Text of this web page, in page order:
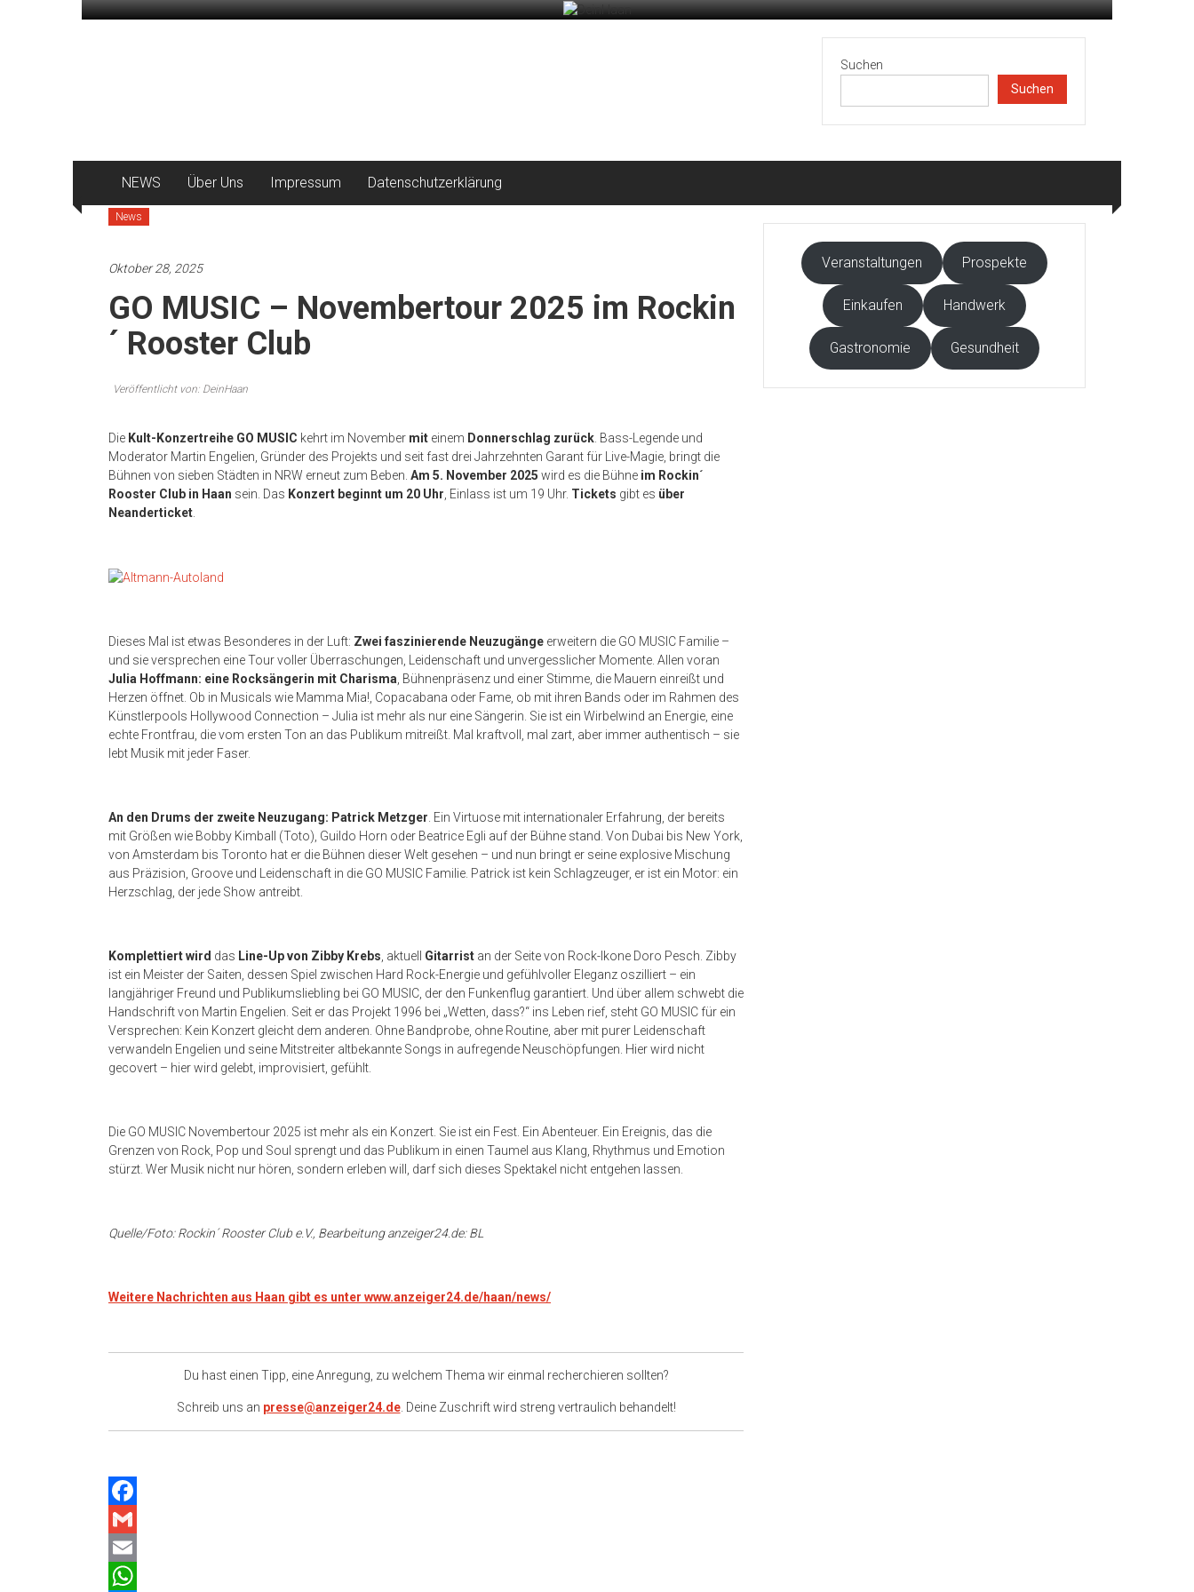
Zum
Suchen
Suchen
NEWS Über Uns Impressum Datenschutzerklärung
News
Oktober 28, 2025
GO MUSIC – Novembertour 2025 im Rockin
´ Rooster Club
Veröffentlicht von: DeinHaan
Die Kult-Konzertreihe GO MUSIC kehrt im November mit einem Donnerschlag zurück . Bass-Legende und
Moderator Martin Engelien, Gründer des Projekts und seit fast drei Jahrzehnten Garant für Live-Magie, bringt die
Bühnen von sieben Städten in NRW erneut zum Beben. Am 5. November 2025 wird es die Bühne im Rockin´
Rooster Club in Haan sein. Das Konzert beginnt um 20 Uhr , Einlass ist um 19 Uhr. Tickets gibt es über
Neanderticket
Dieses Mal ist etwas Besonderes in der Luft: Zwei faszinierende Neuzugänge erweitern die GO MUSIC Familie –
und sie versprechen eine Tour voller Überraschungen, Leidenschaft und unvergesslicher Momente. Allen voran
Julia Hoffmann: eine Rocksängerin mit Charisma , Bühnenpräsenz und einer Stimme, die Mauern einreißt und
Herzen öffnet. Ob in Musicals wie Mamma Mia!, Copacabana oder Fame, ob mit ihren Bands oder im Rahmen des
Künstlerpools Hollywood Connection – Julia ist mehr als nur eine Sängerin. Sie ist ein Wirbelwind an Energie, eine
echte Frontfrau, die vom ersten Ton an das Publikum mitreißt. Mal kraftvoll, mal zart, aber immer authentisch – sie
lebt Musik mit jeder Faser.
An den Drums der zweite Neuzugang: Patrick Metzger . Ein Virtuose mit internationaler Erfahrung, der bereits
mit Größen wie Bobby Kimball (Toto), Guildo Horn oder Beatrice Egli auf der Bühne stand. Von Dubai bis New York,
von Amsterdam bis Toronto hat er die Bühnen dieser Welt gesehen – und nun bringt er seine explosive Mischung
aus Präzision, Groove und Leidenschaft in die GO MUSIC Familie. Patrick ist kein Schlagzeuger, er ist ein Motor: ein
Herzschlag, der jede Show antreibt.
Komplettiert wird das Line-Up von Zibby Krebs , aktuell Gitarrist an der Seite von Rock-Ikone Doro Pesch. Zibby
ist ein Meister der Saiten, dessen Spiel zwischen Hard Rock-Energie und gefühlvoller Eleganz oszilliert – ein
langjähriger Freund und Publikumsliebling bei GO MUSIC, der den Funkenflug garantiert. Und über allem schwebt die
Handschrift von Martin Engelien. Seit er das Projekt 1996 bei „Wetten, dass?“ ins Leben rief, steht GO MUSIC für ein
Versprechen: Kein Konzert gleicht dem anderen. Ohne Bandprobe, ohne Routine, aber mit purer Leidenschaft
verwandeln Engelien und seine Mitstreiter altbekannte Songs in aufregende Neuschöpfungen. Hier wird nicht
gecovert – hier wird gelebt, improvisiert, gefühlt.
Die GO MUSIC Novembertour 2025 ist mehr als ein Konzert. Sie ist ein Fest. Ein Abenteuer. Ein Ereignis, das die
Grenzen von Rock, Pop und Soul sprengt und das Publikum in einen Taumel aus Klang, Rhythmus und Emotion
stürzt. Wer Musik nicht nur hören, sondern erleben will, darf sich dieses Spektakel nicht entgehen lassen.
Quelle/Foto: Rockin´ Rooster Club e.V., Bearbeitung anzeiger24.de: BL
Weitere Nachrichten aus Haan gibt es unter www.anzeiger24.de/haan/news/
Du hast einen Tipp, eine Anregung, zu welchem Thema wir einmal recherchieren sollten?
Schreib uns an presse@anzeiger24.de. Deine Zuschrift wird streng vertraulich behandelt!
Facebook
Gmail
Email
Veranstaltungen Prospekte
Einkaufen Handwerk
Gastronomie Gesundheit